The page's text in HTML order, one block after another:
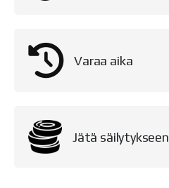
Varaa aika
Jätä säilytykseen